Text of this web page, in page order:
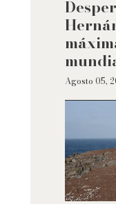
Agosto 05,